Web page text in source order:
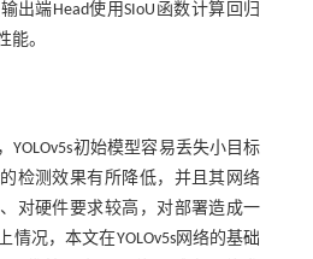
出端Head使用SIoU函数计算回归
能。
YOLOv5s初始模型容易丢失小目标
检测效果有所降低，并且其网络
对硬件要求较高，对部署造成一
情况，本文在YOLOv5s网络的基础